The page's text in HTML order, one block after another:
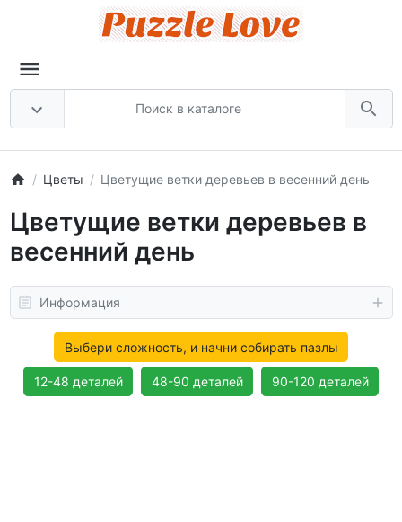
Цветы Цветущие ветки деревьев в весенний день
Цветущие ветки деревьев в
весенний день
Информация
Выбери сложность, и начни собирать пазлы
12-48 деталей 48-90 деталей 90-120 деталей